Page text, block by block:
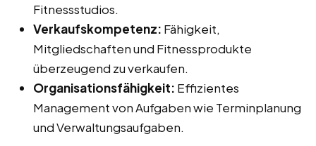
Fitnessstudios.
Verkaufskompetenz: Fähigkeit,
Mitgliedschaften und Fitnessprodukte
überzeugend zu verkaufen.
Organisationsfähigkeit: Effizientes
Management von Aufgaben wie Terminplanung
und Verwaltungsaufgaben.